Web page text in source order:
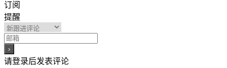
订阅
提醒
请登录后发表评论